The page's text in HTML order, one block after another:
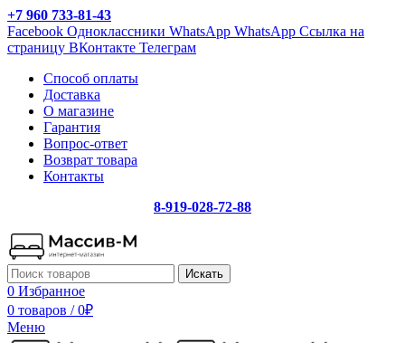
+7 960 733-81-43
Facebook Одноклассники WhatsApp WhatsApp Ссылка на
страницу ВКонтакте Телеграм
Способ оплаты
Доставка
О магазине
Гарантия
Вопрос-ответ
Возврат товара
Контакты
8-919-028-72-88
Искать
0 Избранное
0 товаров / 0₽
Меню